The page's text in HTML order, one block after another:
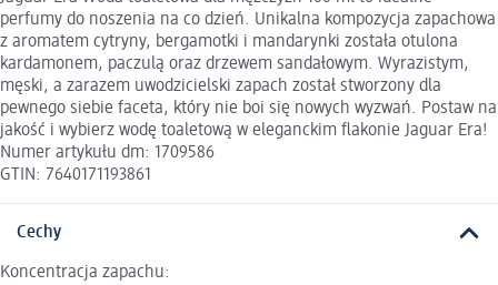
perfumy do noszenia na co dzień. Unikalna kompozycja zapachowa
z aromatem cytryny, bergamotki i mandarynki została otulona
kardamonem, paczulą oraz drzewem sandałowym. Wyrazistym,
męski, a zarazem uwodzicielski zapach został stworzony dla
pewnego siebie faceta, który nie boi się nowych wyzwań. Postaw na
jakość i wybierz wodę toaletową w eleganckim flakonie Jaguar Era!
Numer artykułu dm: 1709586
GTIN: 7640171193861
Cechy
Koncentracja zapachu: